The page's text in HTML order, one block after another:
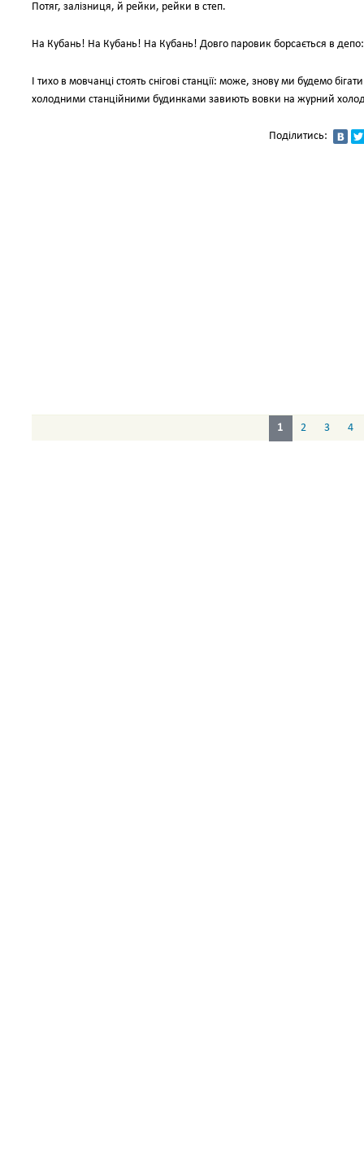
Потяг, залізниця, й рейки, рейки в степ.
На Кубань! На Кубань! На Кубань! Довго паровик борсається в
І тихо в мовчанці стоять снігові станції: може, знову ми будемо
холодними станційними будинками завиють вовки на журний
Поділитись:
1 2 3 4